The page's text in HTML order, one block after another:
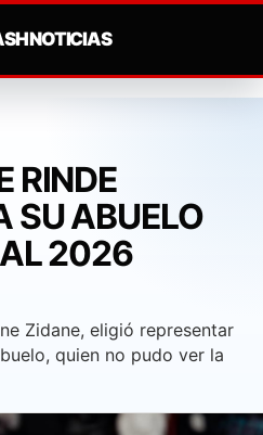
NOTICIAS
RINDE
SU ABUELO
2026
Zidane, eligió representar
quien no pudo ver la